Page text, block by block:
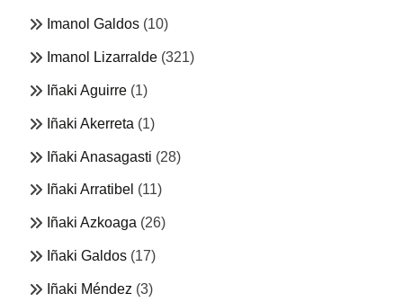
Imanol Galdos (10)
Imanol Lizarralde (321)
Iñaki Aguirre (1)
Iñaki Akerreta (1)
Iñaki Anasagasti (28)
Iñaki Arratibel (11)
Iñaki Azkoaga (26)
Iñaki Galdos (17)
Iñaki Méndez (3)